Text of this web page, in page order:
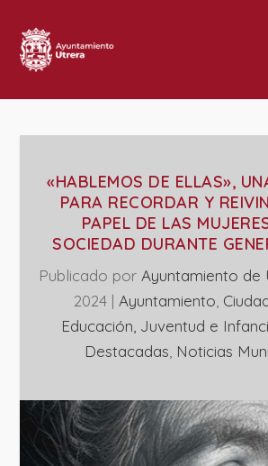
«HABLEMOS DE ELLAS»,
PARA RECORDAR Y
PAPEL DE LAS
SOCIEDAD DURANTE
Publicado por Ayuntamiento de
2024| Ayuntamiento
Educación, Juventud e
Destacadas ‎Noticias